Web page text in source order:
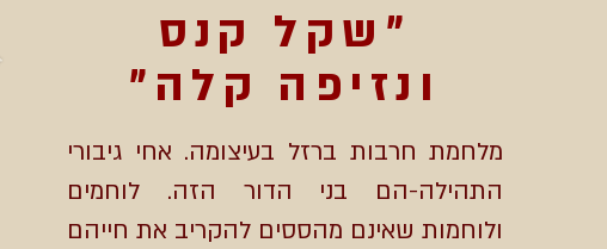
״שקל קנס
ונזיפה קלה״
מלחמת חרבות ברזל בעיצומה. אחי גיבורי
התהילה-הם בני הדור הזה. לוחמים
ולוחמות שאינם מהססים להקריב את חייהם